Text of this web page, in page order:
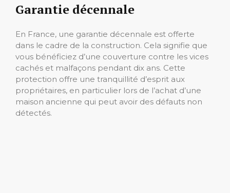
Garantie décennale
En France, une garantie décennale est offerte
dans le cadre de la construction. Cela signifie que
vous bénéficiez d’une couverture contre les vices
cachés et malfaçons pendant dix ans. Cette
protection offre une tranquillité d’esprit aux
propriétaires, en particulier lors de l’achat d’une
maison ancienne qui peut avoir des défauts non
détectés.